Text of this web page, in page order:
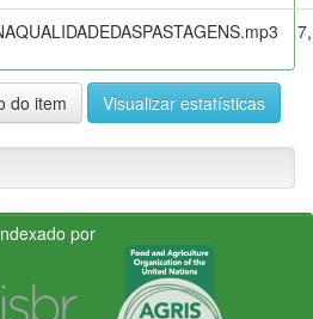
do item Visualizar estatísticas
por